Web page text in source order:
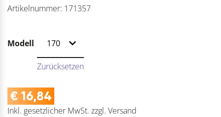
Artikelnummer: 171357
Modell
Zurücksetzen
€ 16,84
Inkl. gesetzlicher MwSt. zzgl. Versand